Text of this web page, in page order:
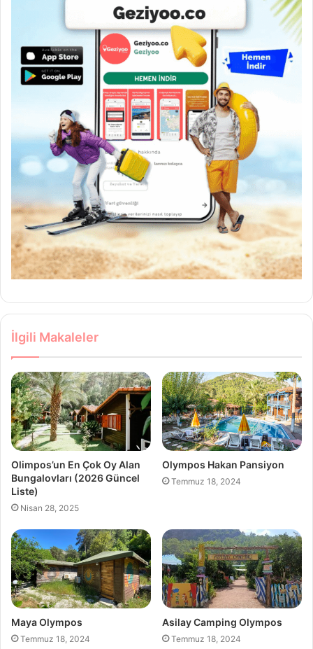
İlgili Makaleler
Olimpos’un En Çok Oy Alan
Bungalovları (2026 Güncel
Liste)
Nisan 28, 2025
Olympos Hakan Pansiyon
Temmuz 18, 2024
Maya Olympos
Temmuz 18, 2024
Asilay Camping Olympos
Temmuz 18, 2024